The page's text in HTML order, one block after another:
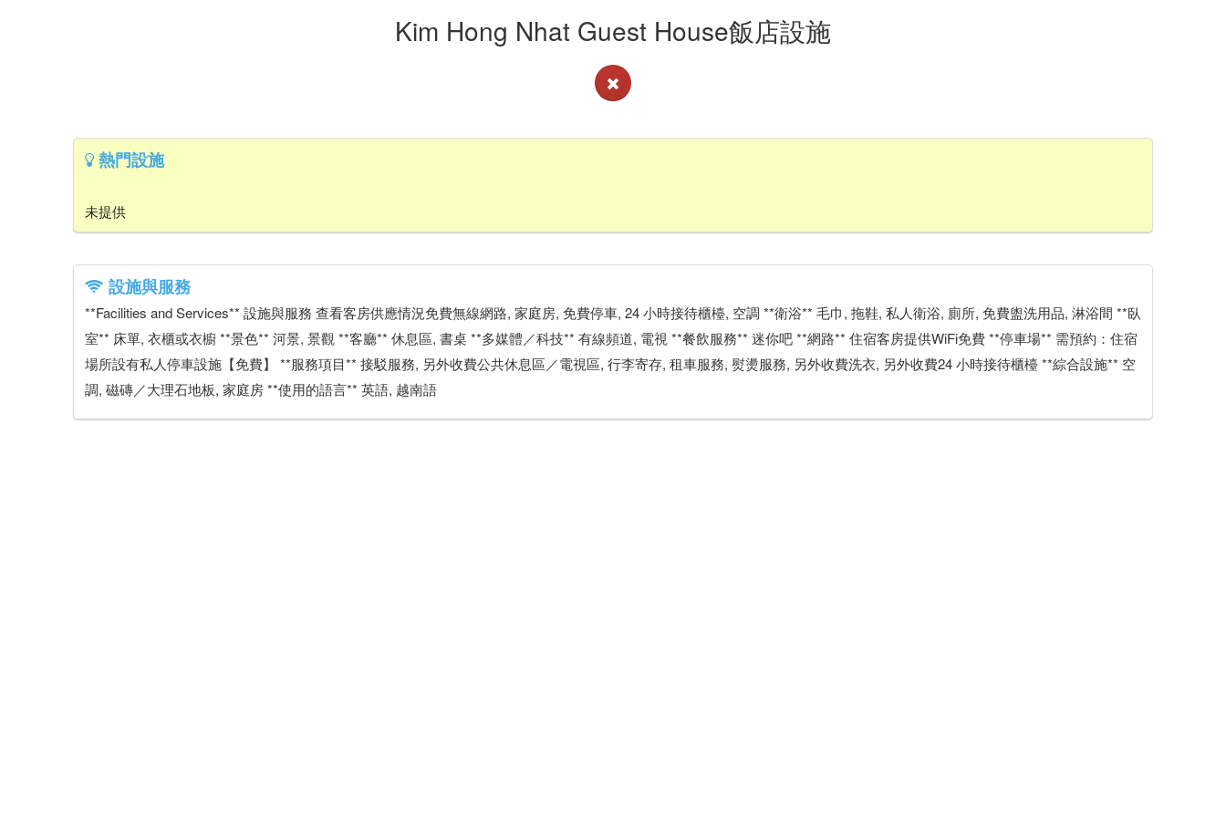
Kim Hong Nhat Guest House飯店設施
熱門設施
未提供
設施與服務
**Facilities and Services** 設施與服務 查看客房供應情況免費無線網路, 家庭房, 免費停車, 24 小時接待櫃檯, 空調 **衛浴** 毛巾, 拖鞋, 私人衛浴, 廁所, 免費盥洗用品, 淋浴間 **臥
室** 床單, 衣櫃或衣櫥 **景色** 河景, 景觀 **客廳** 休息區, 書桌 **多媒體／科技** 有線頻道, 電視 **餐飲服務** 迷你吧 **網路** 住宿客房提供WiFi免費 **停車場** 需預約：住宿
場所設有私人停車設施【免費】 **服務項目** 接駁服務, 另外收費公共休息區／電視區, 行李寄存, 租車服務, 熨燙服務, 另外收費洗衣, 另外收費24 小時接待櫃檯 **綜合設施** 空
調, 磁磚／大理石地板, 家庭房 **使用的語言** 英語, 越南語